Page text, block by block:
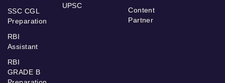
SSC CGL
Preparation
RBI
Assistant
RBI
GRADE B
UPSC
Content
Partner